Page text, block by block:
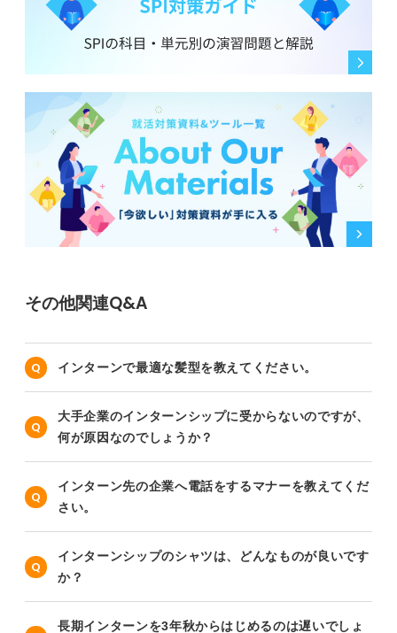
その他関連Q&A
インターンで最適な髪型を教えてください。
大手企業のインターンシップに受からないのですが、
何が原因なのでしょうか？
インターン先の企業へ電話をするマナーを教えてくだ
さい。
インターンシップのシャツは、どんなものが良いです
か？
長期インターンを3年秋からはじめるのは遅いでしょ